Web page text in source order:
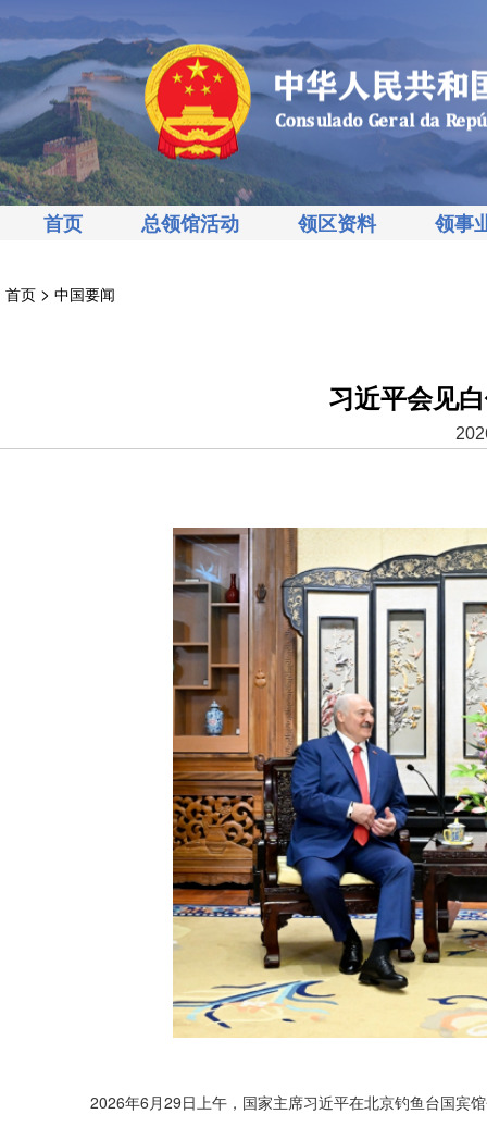
首页 总领馆活动 领区资料 领事
首页 > 中国要闻
习近平会见
2026年6月29日上午，国家主席习近平在北京钓鱼台国宾